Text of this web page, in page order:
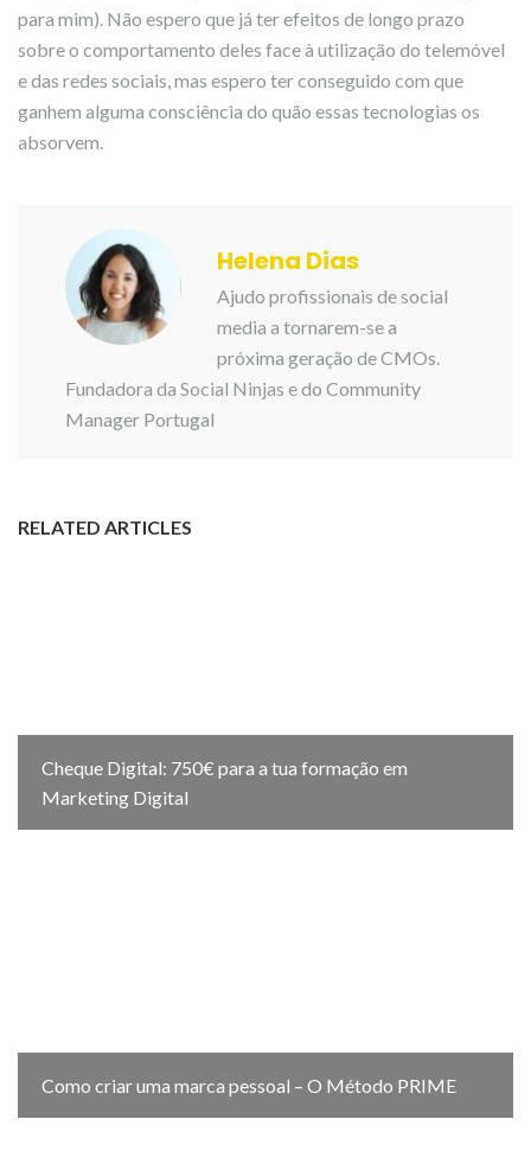
para mim). Não espero que já ter efeitos de longo prazo
sobre o comportamento deles face à utilização do telemóvel
e das redes sociais, mas espero ter conseguido com que
ganhem alguma consciência do quão essas tecnologias os
absorvem.
Helena Dias
Ajudo profissionais de social
media a tornarem-se a
próxima geração de CMOs.
Fundadora da Social Ninjas e do Community
Manager Portugal
RELATED ARTICLES
Cheque Digital: 750€ para a tua formação em
Marketing Digital
Como criar uma marca pessoal – O Método PRIME